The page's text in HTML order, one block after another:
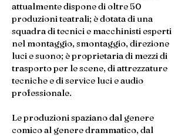
attualmente dispone di oltre 50
produzioni teatrali; è dotata di una
squadra di tecnici e macchinisti esperti
nel montaggio, smontaggio, direzione
luci e suono; è proprietaria di mezzi di
trasporto per le scene, di attrezzature
tecniche e di service luci e audio
professionale.
Le produzioni spaziano dal genere
comico al genere drammatico, dal